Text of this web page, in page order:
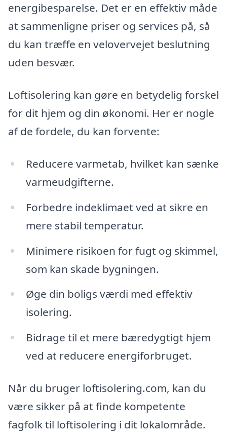
energibesparelse. Det er en effektiv måde
at sammenligne priser og services på, så
du kan træffe en velovervejet beslutning
uden besvær.
Loftisolering kan gøre en betydelig forskel
for dit hjem og din økonomi. Her er nogle
af de fordele, du kan forvente:
Reducere varmetab, hvilket kan sænke
varmeudgifterne.
Forbedre indeklimaet ved at sikre en
mere stabil temperatur.
Minimere risikoen for fugt og skimmel,
som kan skade bygningen.
Øge din boligs værdi med effektiv
isolering.
Bidrage til et mere bæredygtigt hjem
ved at reducere energiforbruget.
Når du bruger loftisolering.com, kan du
være sikker på at finde kompetente
fagfolk til loftisolering i dit lokalområde.